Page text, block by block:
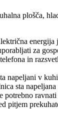
plošča,
energija
za
in
napeljani v
sta
potrebno
pitjem